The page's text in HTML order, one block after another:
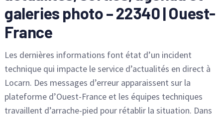
galeries photo – 22340 | Ouest-
France
Les dernières informations font état d’un incident
technique qui impacte le service d’actualités en direct à
Locarn. Des messages d’erreur apparaissent sur la
plateforme d’Ouest-France et les équipes techniques
travaillent d’arrache-pied pour rétablir la situation. Dans